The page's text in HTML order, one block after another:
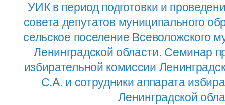
УИК в период подготовки и
совета депутатов муниципального
сельское поселение Всеволожского
Ленинградской области. Семинар
избирательной комиссии
С.А. и сотрудники аппарата
Ленинградской